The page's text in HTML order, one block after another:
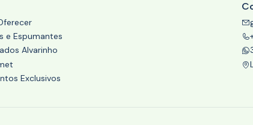
e Espumantes
Alvarinho
Exclusivos